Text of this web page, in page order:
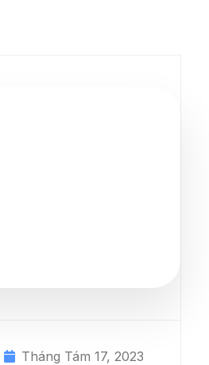
Tháng Tám 17, 2023